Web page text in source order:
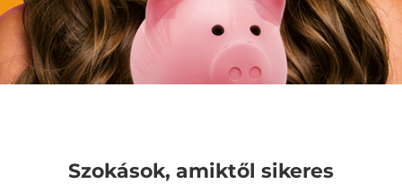
Szokások, amiktől sikeres